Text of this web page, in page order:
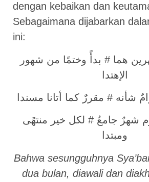
dengan kebaikan dan
Sebagaimana dijabarkan
ini:
هما # بدأً وختمًا من شهور
الإهتدا
# مقررٌ كما أتانا مسندا
شهرٌ جامعٌ # لكل خير منتهًى
ومبتدا
Bahwa sesungguhnya
dua bulan, diawali dan